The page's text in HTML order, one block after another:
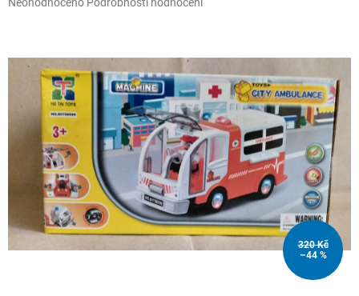
0,0
hvězdiček.
Neohodnoceno Podrobnosti hodnocení
320 Kč
–44 %